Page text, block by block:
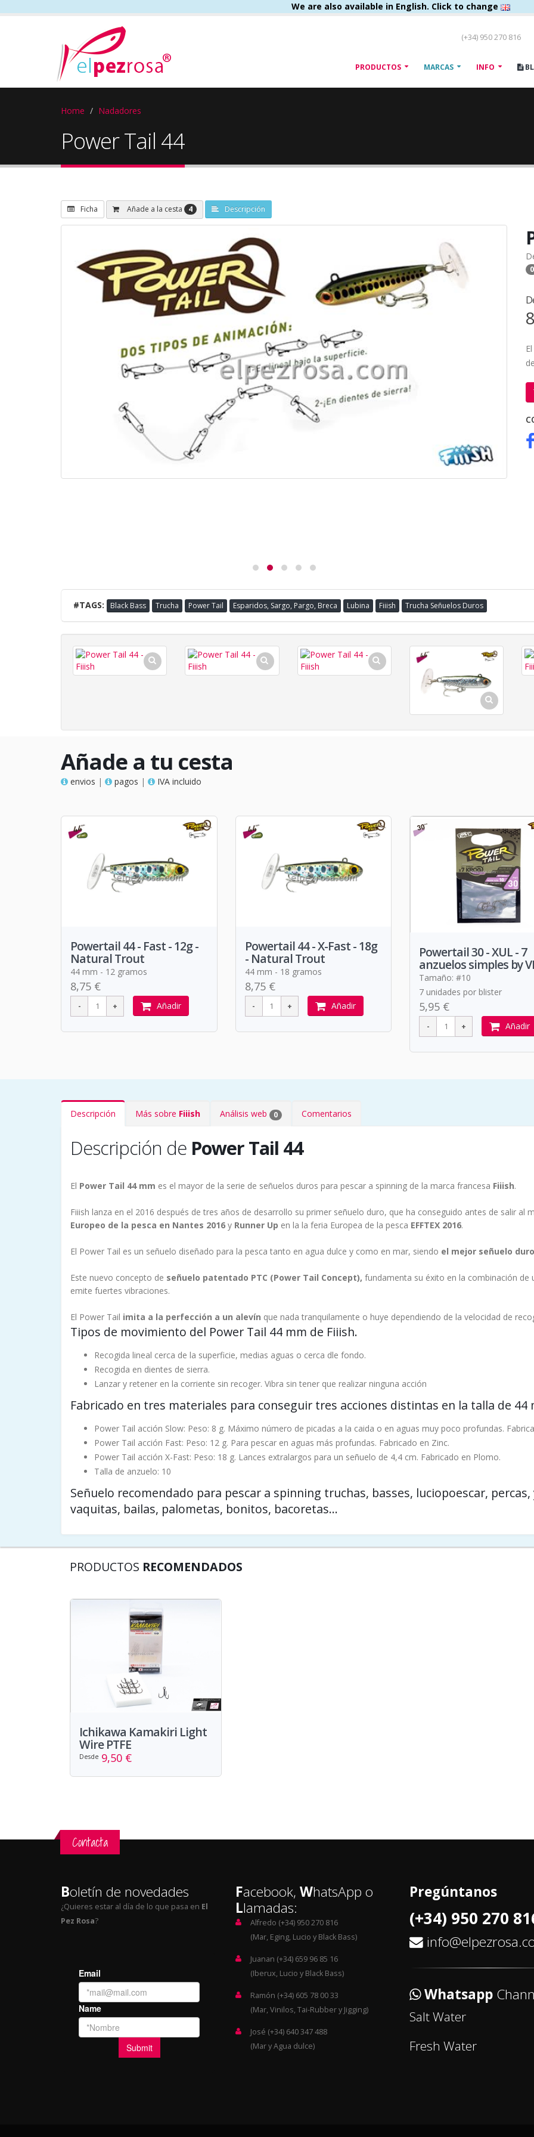
We are also available in English. Click to change
(+34) 950 270 816
PRODUCTOS MARCAS INFO
Home Nadadores
Power Tail 44
Ficha Añade a la cesta 4 Descripción
0
#TAGS: Black Bass Trucha Power Tail Esparidos, Sargo, Pargo, Breca Lubina Fiiish Trucha Señuelos Duros
Añade a tu cesta
envios | pagos | IVA incluido
Powertail 44 - Fast - 12g -
Natural Trout
44 mm - 12 gramos
8,75 €
Añadir
Powertail 44 - X-Fast - 18g
- Natural Trout
44 mm - 18 gramos
8,75 €
Añadir
Powertail 30 - XUL - 7
anzuelos simples by
Tamaño: #10
7 unidades por blister
5,95 €
Añadir
Descripción Más sobre Fiiish Análisis web 0 Comentarios
Descripción de Power Tail 44
El Power Tail 44 mm es el mayor de la serie de señuelos duros para pescar a spinning de la marca francesa Fiiish.
Fiiish lanza en el 2016 después de tres años de desarrollo su primer señuelo duro, que ha conseguido antes de salir al
Europeo de la pesca en Nantes 2016 y Runner Up en la la feria Europea de la pesca EFFTEX 2016.
El Power Tail es un señuelo diseñado para la pesca tanto en agua dulce y como en mar, siendo el mejor señuelo
Este nuevo concepto de señuelo patentado PTC (Power Tail Concept), fundamenta su éxito en la combinación de
emite fuertes vibraciones.
El Power Tail imita a la perfección a un alevín que nada tranquilamente o huye dependiendo de la velocidad de
Tipos de movimiento del Power Tail 44 mm de Fiiish.
Recogida lineal cerca de la superficie, medias aguas o cerca dle fondo.
Recogida en dientes de sierra.
Lanzar y retener en la corriente sin recoger. Vibra sin tener que realizar ninguna acción
Fabricado en tres materiales para conseguir tres acciones distintas en la talla de 44
Power Tail acción Slow: Peso: 8 g. Máximo número de picadas a la caida o en aguas muy poco profundas.
Power Tail acción Fast: Peso: 12 g. Para pescar en aguas más profundas. Fabricado en Zinc.
Power Tail acción X-Fast: Peso: 18 g. Lances extralargos para un señuelo de 4,4 cm. Fabricado en Plomo.
Talla de anzuelo: 10
Señuelo recomendado para pescar a spinning truchas, basses, luciopoescar,
vaquitas, bailas, palometas, bonitos, bacoretas...
PRODUCTOS RECOMENDADOS
Ichikawa Kamakiri Light
Wire PTFE
Desde 9,50 €
Contacta
Boletín de novedades
¿Quieres estar al día de lo que pasa en El
Pez Rosa?
Facebook, WhatsApp o
Llamadas:
Alfredo (+34) 950 270 816
(Mar, Eging, Lucio y Black Bass)
Juanan (+34) 659 96 85 16
(Iberux, Lucio y Black Bass)
Ramón (+34) 605 78 00 33
(Mar, Vinilos, Tai-Rubber y Jigging)
José (+34) 640 347 488
(Mar y Agua dulce)
Pregúntanos
(+34) 950 270
Whatsapp
Salt Water
Fresh Water